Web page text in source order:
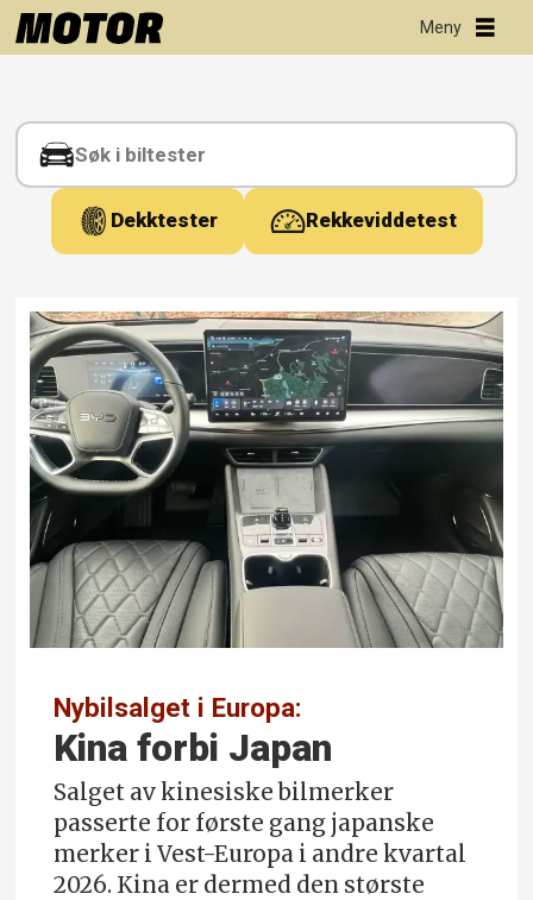
Tag:
bilmarkedet
Dekktester Rekkeviddetest
Nybilsalget i Europa:
Kina forbi Japan
Salget av kinesiske bilmerker
passerte for første gang japanske
merker i Vest-Europa i andre kvartal
2026. Kina er dermed den største